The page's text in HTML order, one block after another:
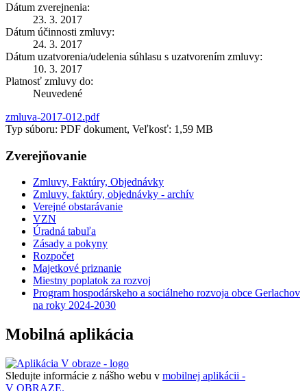
Dátum zverejnenia:
23. 3. 2017
Dátum účinnosti zmluvy:
24. 3. 2017
Dátum uzatvorenia/udelenia súhlasu s uzatvorením zmluvy:
10. 3. 2017
Platnosť zmluvy do:
Neuvedené
zmluva-2017-012.pdf
Typ súboru: PDF dokument, Veľkosť: 1,59 MB
Zverejňovanie
Zmluvy, Faktúry, Objednávky
Zmluvy, faktúry, objednávky - archív
Verejné obstarávanie
VZN
Úradná tabuľa
Zásady a pokyny
Rozpočet
Majetkové priznanie
Miestny poplatok za rozvoj
Program hospodárskeho a sociálneho rozvoja obce Gerlachov
na roky 2024-2030
Mobilná aplikácia
Sledujte informácie z nášho webu v mobilnej aplikácii -
V OBRAZE.